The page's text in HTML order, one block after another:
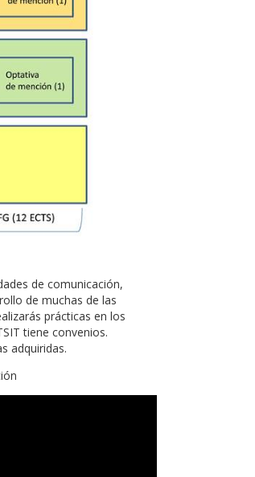
de comunicación,
de muchas de las
prácticas en los
tiene convenios.
adquiridas.